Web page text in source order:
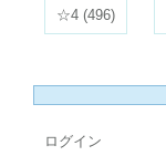
☆4 (496)
ログイン